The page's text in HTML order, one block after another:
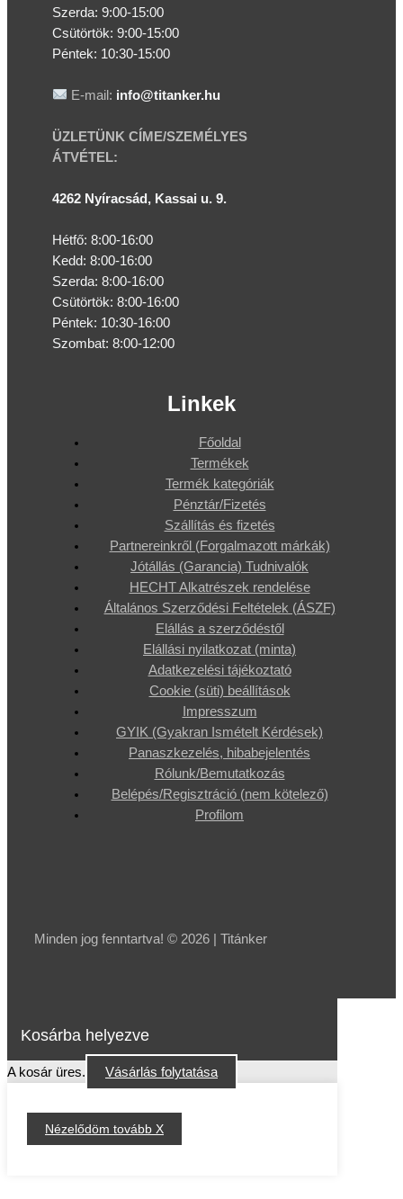
Szerda: 9:00-15:00
Csütörtök: 9:00-15:00
Péntek: 10:30-15:00
E-mail: info@titanker.hu
ÜZLETÜNK CÍME/SZEMÉLYES
ÁTVÉTEL:
4262 Nyíracsád, Kassai u. 9.
Hétfő: 8:00-16:00
Kedd: 8:00-16:00
Szerda: 8:00-16:00
Csütörtök: 8:00-16:00
Péntek: 10:30-16:00
Szombat: 8:00-12:00
Linkek
Főoldal
Termékek
Termék kategóriák
Pénztár/Fizetés
Szállítás és fizetés
Partnereinkről (Forgalmazott márkák)
Jótállás (Garancia) Tudnivalók
HECHT Alkatrészek rendelése
Általános Szerződési Feltételek (ÁSZF)
Elállás a szerződéstől
Elállási nyilatkozat (minta)
Adatkezelési tájékoztató
Cookie (süti) beállítások
Impresszum
GYIK (Gyakran Ismételt Kérdések)
Panaszkezelés, hibabejelentés
Rólunk/Bemutatkozás
Belépés/Regisztráció (nem kötelező)
Profilom
Minden jog fenntartva! © 2026 | Titánker
Kosárba helyezve
A kosár üres. Vásárlás folytatása
Nézelődöm tovább X